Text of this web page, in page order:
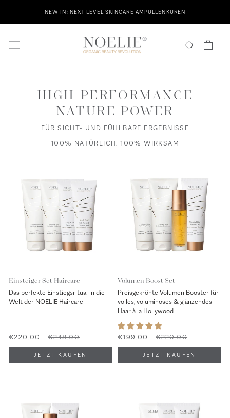
zum
NEW IN: NEXT LEVEL SKINCARE AMPULLENKUREN
HIGH-PERFORMANCE
NATURE POWER
FÜR SICHT- UND FÜHLBARE ERGEBNISSE
100% NATÜRLICH. 100% WIRKSAM
Einsteiger Set Haircare
Das perfekte Einstiegsritual in die
Welt der NOELIE Haircare
€220,00 €248,00
Volumen Boost Set
Preisgekrönte Volumen Booster für
volles, voluminöses & glänzendes
Haar à la Hollywood
€199,00 €220,00